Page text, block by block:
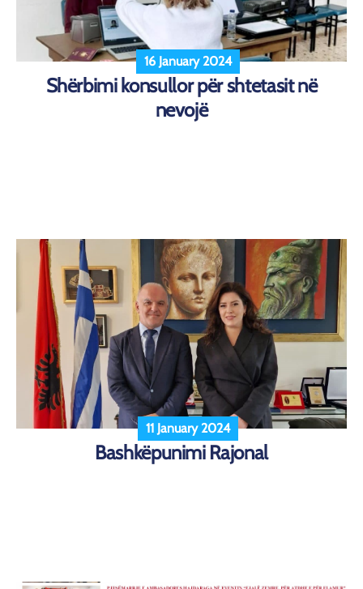
16 January 2024
Shërbimi konsullor për shtetasit në
nevojë
11 January 2024
Bashkëpunimi Rajonal